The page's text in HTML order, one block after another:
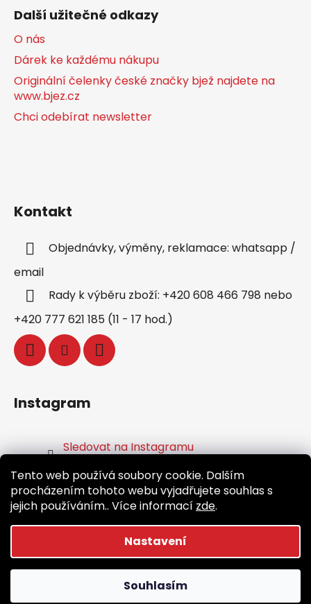
Tento web používá soubory cookie. Dalším
procházením tohoto webu vyjadřujete souhlas s
jejich používáním.. Více informací zde.
Nastavení
Souhlasím
Další užitečné odkazy
O nás
Dárek ke každému nákupu
Originální čelenky české značky bjež najdete na
www.bjez.cz
Chci odebírat newsletter
Kontakt
Objednávky, výměny, reklamace: whatsapp /
email
Rady k výběru zboží: +420 608 466 798 nebo
+420 777 621 185 (11 - 17 hod.)
Instagram
Sledovat na Instagramu
Facebook
Vytvořil Shoptet
Běž.cz. Všechna práva vyhrazena.